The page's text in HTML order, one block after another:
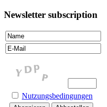
Newsletter subscription
Nutzungsbedingungen